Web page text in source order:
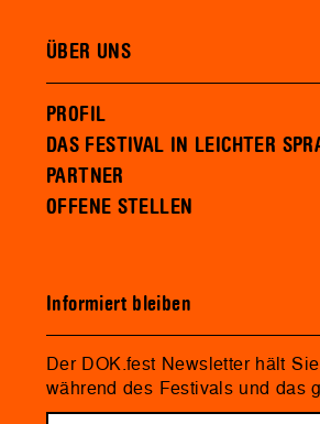
ÜBER UNS
PROFIL
DAS FESTIVAL IN LEICHTER
PARTNER
OFFENE STELLEN
Informiert bleiben
Der DOK.fest Newsletter hält
während des Festivals und das